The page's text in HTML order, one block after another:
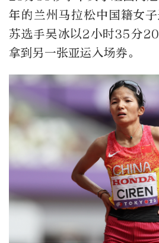
年的兰州马拉松中国籍女
苏选手吴冰以2小时35分
拿到另一张亚运入场券。